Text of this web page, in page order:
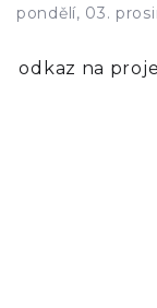
pondělí, 03.
odkaz na